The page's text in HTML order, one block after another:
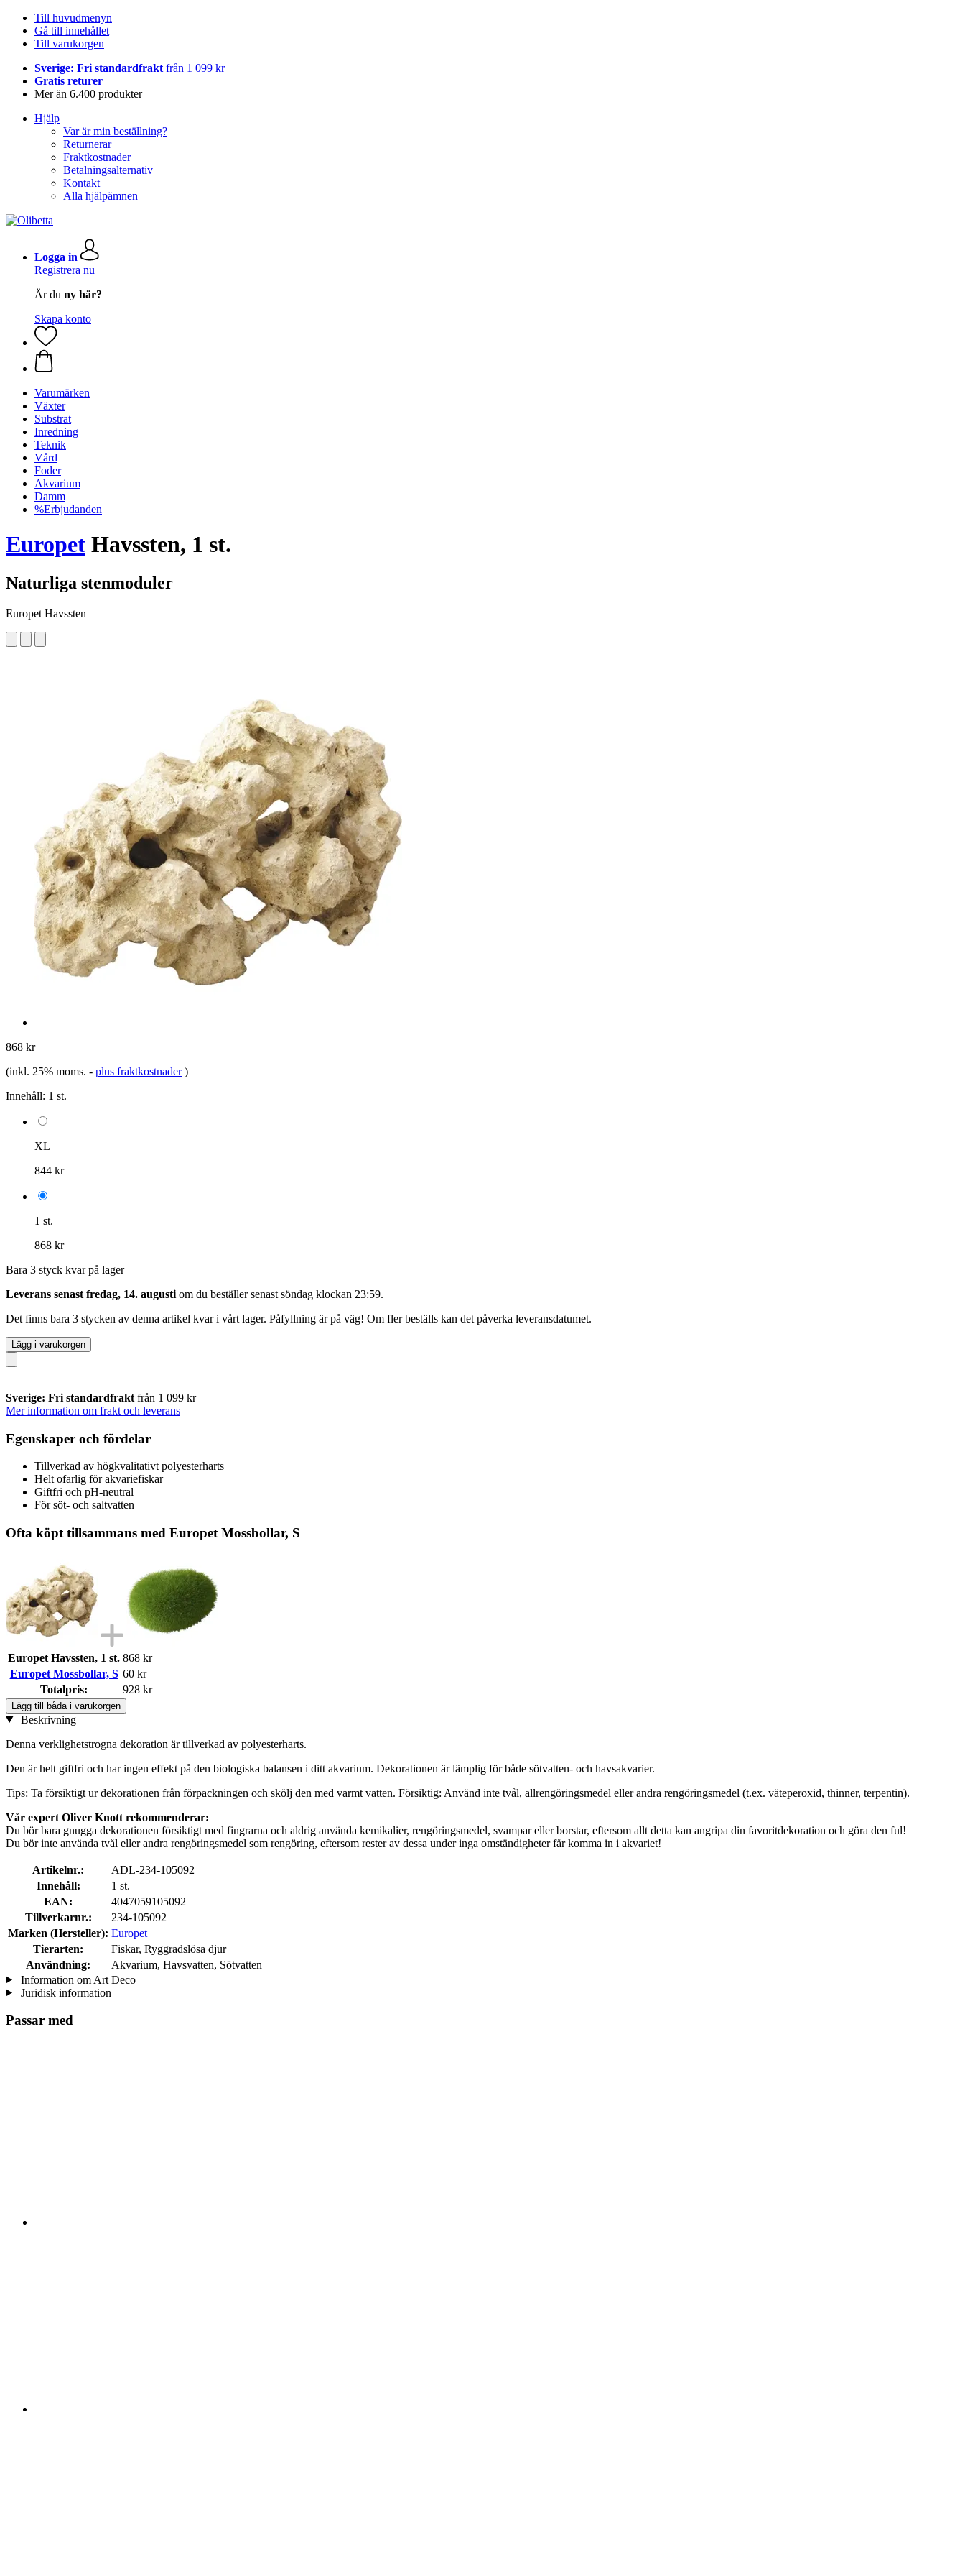
Till huvudmenyn
Gå till innehållet
Till varukorgen
Sverige: Fri standardfrakt från 1 099 kr
Gratis returer
Mer än 6.400 produkter
Hjälp
Var är min beställning?
Returnerar
Fraktkostnader
Betalningsalternativ
Kontakt
Alla hjälpämnen
Logga in
Registrera nu
Är du ny här?
Skapa konto
Varumärken
Växter
Substrat
Inredning
Teknik
Vård
Foder
Akvarium
Damm
%Erbjudanden
Europet Havssten, 1 st.
Naturliga stenmoduler
Europet Havssten
868 kr
(inkl. 25% moms. - plus fraktkostnader )
Innehåll: 1 st.
XL
844 kr
1 st.
868 kr
Bara 3 styck kvar på lager
Leverans senast fredag, 14. augusti om du beställer senast söndag klockan 23:59.
Det finns bara 3 stycken av denna artikel kvar i vårt lager. Påfyllning är på väg! Om fler beställs kan det påverka leveransdatumet.
Lägg i varukorgen
Sverige: Fri standardfrakt från 1 099 kr
Mer information om frakt och leverans
Egenskaper och fördelar
Tillverkad av högkvalitativt polyesterharts
Helt ofarlig för akvariefiskar
Giftfri och pH-neutral
För söt- och saltvatten
Ofta köpt tillsammans med Europet Mossbollar, S
Europet Havssten, 1 st. 868 kr
Europet Mossbollar, S 60 kr
Totalpris:
928 kr
Lägg till båda i varukorgen
Beskrivning
Denna verklighetstrogna dekoration är tillverkad av polyesterharts.
Den är helt giftfri och har ingen effekt på den biologiska balansen i ditt akvarium. Dekorationen är lämplig för både sötvatten- och havsakvarier.
Tips: Ta försiktigt ur dekorationen från förpackningen och skölj den med varmt vatten. Försiktig: Använd inte tvål, allrengöringsmedel eller andra rengöringsmedel (t.ex. väteperoxid, thinner, terpentin).
Vår expert Oliver Knott rekommenderar:
Du bör bara gnugga dekorationen försiktigt med fingrarna och aldrig använda kemikalier, rengöringsmedel, svampar eller borstar, eftersom allt detta kan angripa din favoritdekoration och göra den ful!
Du bör inte använda tvål eller andra rengöringsmedel som rengöring, eftersom rester av dessa under inga omständigheter får komma in i akvariet!
Artikelnr.:
ADL-234-105092
Innehåll:
1 st.
EAN:
4047059105092
Tillverkarnr.:
234-105092
Marken (Hersteller): Europet
Tierarten:
Fiskar, Ryggradslösa djur
Användning:
Akvarium, Havsvatten, Sötvatten
Information om Art Deco
Juridisk information
Passar med